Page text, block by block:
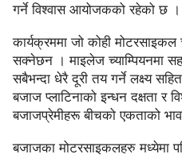
गर्ने विश्वास आयोजकको रहेको छ ।
कार्यक्रममा जो कोही
सक्नेछन । माइलेज च्याम्पियनमा
सबैभन्दा धेरै दूरी तय गर्ने लक्ष्य
बजाज प्लाटिनाको इन्धन दक्षता र
बजाजप्रेमीहरू बीचको एकताको
बजाजका मोटरसाइकलहरु मध्येमा